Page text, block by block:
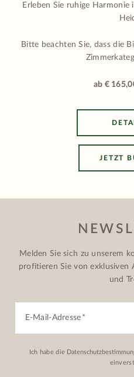
Erleben Sie ruhige
Bitte beachten Sie, dass die
ab €
JETZT
Melden Sie sich zu unserem
profitieren Sie von exklusiven
und
E-Mail-Adresse
Ich habe die